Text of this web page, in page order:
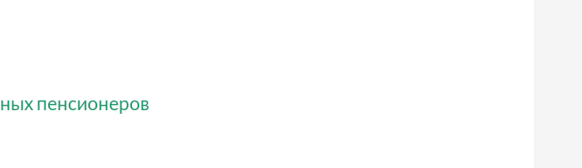
пенсионеров